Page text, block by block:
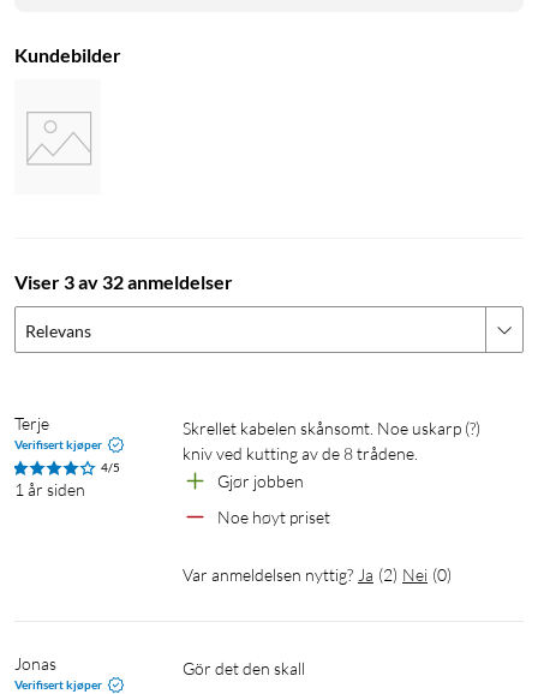
Kundebilder
Viser 3 av 32 anmeldelser
Relevans
Terje
Verifisert kjøper
4/5
1 år siden
Skrellet kabelen skånsomt. Noe uskarp (?)
kniv ved kutting av de 8 trådene.
Gjør jobben
Noe høyt priset
Var anmeldelsen nyttig? Ja (2) Nei (0)
Jonas
Verifisert kjøper
Gör det den skall